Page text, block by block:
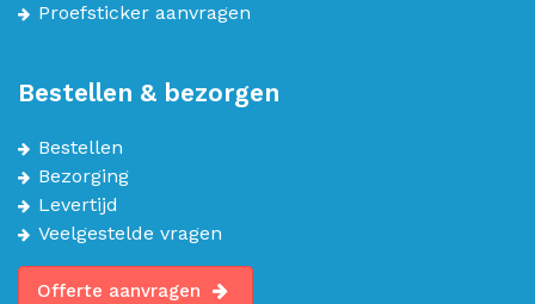
Proefsticker aanvragen
Bestellen & bezorgen
Bestellen
Bezorging
Levertijd
Veelgestelde vragen
Offerte aanvragen